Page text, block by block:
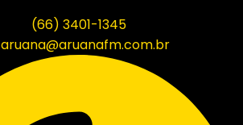
(66) 3401-1345
aruana@aruanafm.com.br